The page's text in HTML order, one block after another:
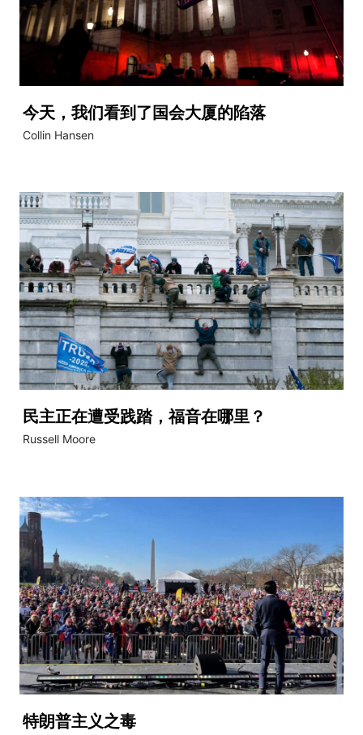
今天，我们看到了国会大厦的陷落
Collin Hansen
民主正在遭受践踏，福音在哪里？
Russell Moore
特朗普主义之毒